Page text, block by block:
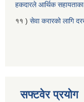
हकदारले आर्थिक सहायताका
११ ) सेवा करारको लागि
सफ्टवेर प्रयोग